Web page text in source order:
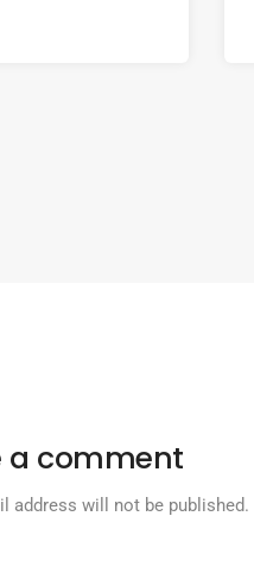
a comment
address will not be published.